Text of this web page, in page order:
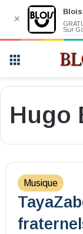
Hugo
Musique
✕
Sur